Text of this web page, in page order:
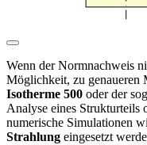
Wenn der Normnachweis
Möglichkeit, zu genaueren
Isotherme 500 oder der
Analyse eines Strukturteils
numerische Simulationen
Strahlung eingesetzt